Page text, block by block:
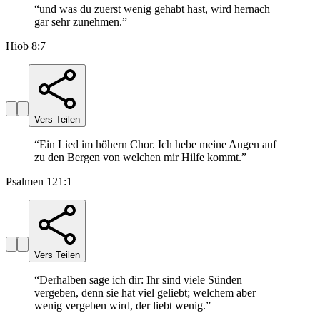
“und was du zuerst wenig gehabt hast, wird hernach
gar sehr zunehmen.”
Hiob 8:7
Vers Teilen
“Ein Lied im höhern Chor. Ich hebe meine Augen auf
zu den Bergen von welchen mir Hilfe kommt.”
Psalmen 121:1
Vers Teilen
“Derhalben sage ich dir: Ihr sind viele Sünden
vergeben, denn sie hat viel geliebt; welchem aber
wenig vergeben wird, der liebt wenig.”